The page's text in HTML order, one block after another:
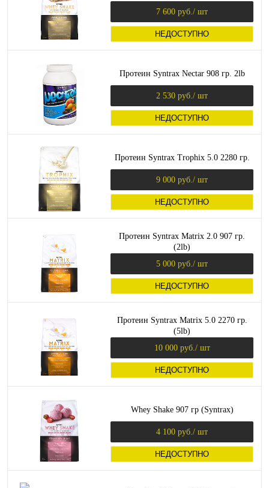
7 600 руб. / шт
НЕДОСТУПНО
Протеин Syntrax Nectar 908 гр. 2lb
2 530 руб. / шт
НЕДОСТУПНО
Протеин Syntrax Trophix 5.0 2280 гр.
9 000 руб. / шт
НЕДОСТУПНО
Протеин Syntrax Matrix 2.0 907 гр.
(2lb)
5 000 руб. / шт
НЕДОСТУПНО
Протеин Syntrax Matrix 5.0 2270 гр.
(5lb)
10 000 руб. / шт
НЕДОСТУПНО
Whey Shake 907 гр (Syntrax)
4 100 руб. / шт
НЕДОСТУПНО